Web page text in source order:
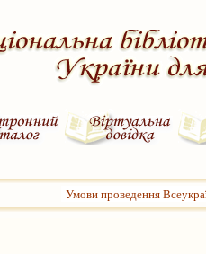
Умови проведення